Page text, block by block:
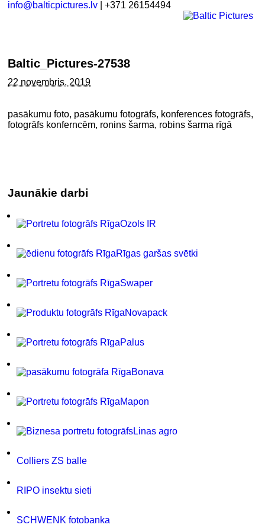
info@balticpictures.lv | +371 26154494
Baltic_Pictures-27538
22 novembris, 2019
pasākumu foto, pasākumu fotogrāfs, konferences fotogrāfs,
fotogrāfs konferncēm, ronins šarma, robins šarma rīgā
Jaunākie darbi
Ozols IR
Rīgas garšas svētki
Swaper
Novapack
Palus
Bonava
Mapon
Linas agro
Colliers ZS balle
RIPO insektu sieti
SCHWENK fotobanka